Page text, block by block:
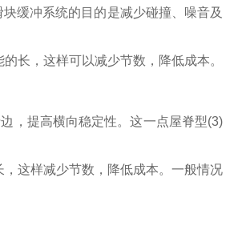
缓冲系统的目的是减少碰撞、噪音及
长，这样可以减少节数，降低成本。
，提高横向稳定性。这一点屋脊型(3)
这样减少节数，降低成本。一般情况